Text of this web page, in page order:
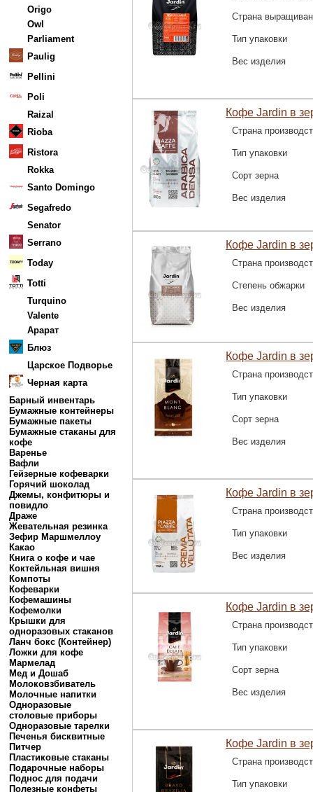
Origo
Owl
Parliament
Paulig
Pellini
Poli
Raizal
Rioba
Ristora
Rokka
Santo Domingo
Segafredo
Senator
Serrano
Today
Totti
Turquino
Valente
Арарат
Блюз
Царское Подворье
Черная карта
Барный инвентарь
Бумажные контейнеры
Бумажные пакеты
Бумажные стаканы для
кофе
Варенье
Вафли
Гейзерные кофеварки
Горячий шоколад
Джемы, конфитюры и
повидло
Драже
Жевательная резинка
Зефир Маршмеллоу
Какао
Книга о кофе и чае
Коктейльная вишня
Компоты
Кофеварки
Кофемашины
Кофемолки
Крышки для
одноразовых стаканов
Ланч бокс (Контейнер)
Ложки для кофе
Мармелад
Мед и Дошаб
Молоковзбиватель
Молочные напитки
Одноразовые
столовые приборы
Одноразовые тарелки
Печенья бисквитные
Питчер
Пластиковые стаканы
Подарочные наборы
Поднос для подачи
Полезные конфеты
Страна
Тип упаковки
Вес изделия
Кофе Jardin в
Страна
Тип упаковки
Сорт зерна
Вес изделия
Кофе Jardin в
Страна
Степень обжарки
Вес изделия
Кофе Jardin в
Страна
Тип упаковки
Сорт зерна
Вес изделия
Кофе Jardin в
Страна
Тип упаковки
Вес изделия
Кофе Jardin в
Страна
Тип упаковки
Сорт зерна
Вес изделия
Кофе Jardin в
Страна
Тип упаковки